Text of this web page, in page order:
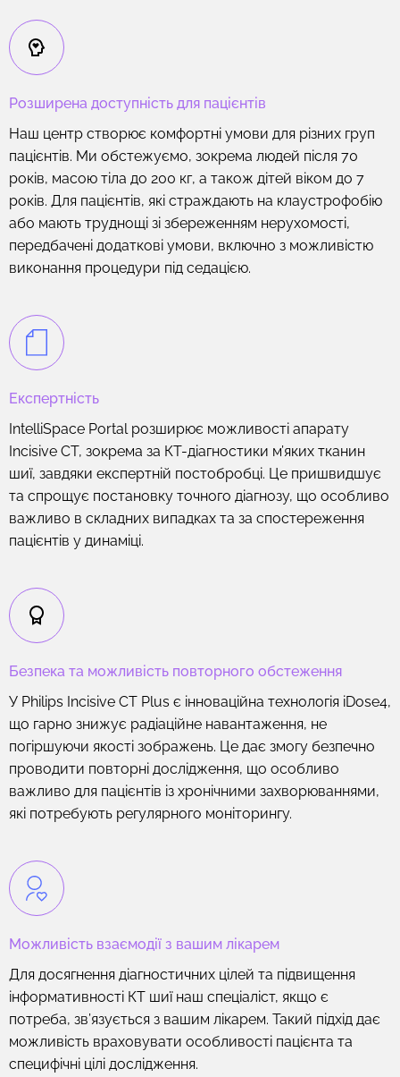
Розширена доступність для пацієнтів
Наш центр створює комфортні умови для різних груп
пацієнтів. Ми обстежуємо, зокрема людей після 70
років, масою тіла до 200 кг, а також дітей віком до 7
років. Для пацієнтів, які страждають на клаустрофобію
або мають труднощі зі збереженням нерухомості,
передбачені додаткові умови, включно з можливістю
виконання процедури під седацією.
Експертність
IntelliSpace Portal розширює можливості апарату
Incisive CT, зокрема за КТ-діагностики м’яких тканин
шиї, завдяки експертній постобробці. Це пришвидшує
та спрощує постановку точного діагнозу, що особливо
важливо в складних випадках та за спостереження
пацієнтів у динаміці.
Безпека та можливість повторного обстеження
У Philips Incisive CT Plus є інноваційна технологія iDose4,
що гарно знижує радіаційне навантаження, не
погіршуючи якості зображень. Це дає змогу безпечно
проводити повторні дослідження, що особливо
важливо для пацієнтів із хронічними захворюваннями,
які потребують регулярного моніторингу.
Можливість взаємодії з вашим лікарем
Для досягнення діагностичних цілей та підвищення
інформативності КТ шиї наш спеціаліст, якщо є
потреба, зв’язується з вашим лікарем. Такий підхід дає
можливість враховувати особливості пацієнта та
специфічні цілі дослідження.